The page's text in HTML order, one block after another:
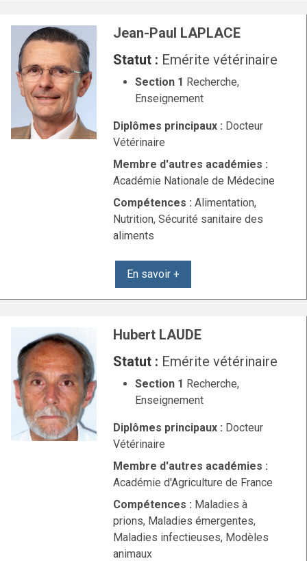
Jean-Paul LAPLACE
Statut : Emérite vétérinaire
Section 1 Recherche,
Enseignement
Diplômes principaux : Docteur
Vétérinaire
Membre d'autres académies :
Académie Nationale de Médecine
Compétences :
Nutrition, Sécurité sanitaire des
aliments
En savoir +
Hubert LAUDE
Statut : Emérite vétérinaire
Section 1 Recherche,
Enseignement
Diplômes principaux : Docteur
Vétérinaire
Membre d'autres académies :
Académie d'Agriculture de France
Compétences :
prions, Maladies émergentes,
Maladies infectieuses, Modèles
animaux